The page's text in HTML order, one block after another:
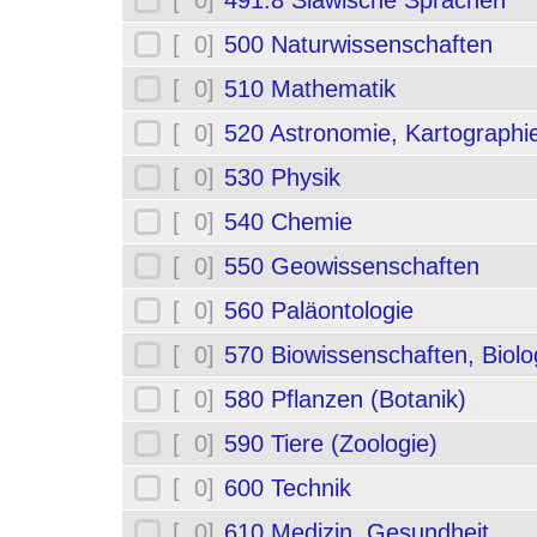
[ 0] 500 Naturwissenschaften
[ 0] 510 Mathematik
[ 0] 520 Astronomie,
[ 0] 530 Physik
[ 0] 540 Chemie
[ 0] 550 Geowissenschaften
[ 0] 560 Paläontologie
[ 0] 570 Biowissenschaften,
[ 0] 580 Pflanzen (Botanik)
[ 0] 590 Tiere (Zoologie)
[ 0] 600 Technik